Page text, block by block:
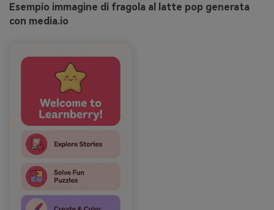
Esempio immagine di fragola al latte pop generata
con media.io